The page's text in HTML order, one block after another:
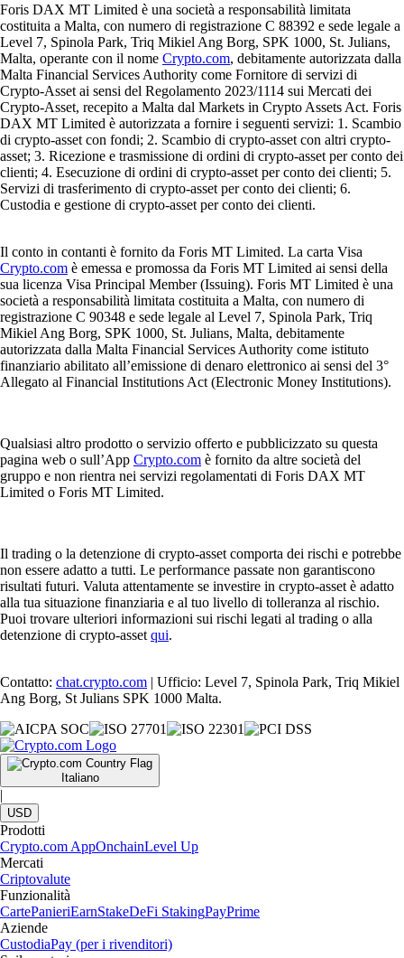
Foris DAX MT Limited è una società a responsabilità limitata
costituita a Malta, con numero di registrazione C 88392 e sede legale a
Level 7, Spinola Park, Triq Mikiel Ang Borg, SPK 1000, St. Julians,
Malta, operante con il nome Crypto.com, debitamente autorizzata dalla
Malta Financial Services Authority come Fornitore di servizi di
Crypto-Asset ai sensi del Regolamento 2023/1114 sui Mercati dei
Crypto-Asset, recepito a Malta dal Markets in Crypto Assets Act. Foris
DAX MT Limited è autorizzata a fornire i seguenti servizi: 1. Scambio
di crypto-asset con fondi; 2. Scambio di crypto-asset con altri crypto-
asset; 3. Ricezione e trasmissione di ordini di crypto-asset per conto dei
clienti; 4. Esecuzione di ordini di crypto-asset per conto dei clienti; 5.
Servizi di trasferimento di crypto-asset per conto dei clienti; 6.
Custodia e gestione di crypto-asset per conto dei clienti.
Il conto in contanti è fornito da Foris MT Limited. La carta Visa
Crypto.com è emessa e promossa da Foris MT Limited ai sensi della
sua licenza Visa Principal Member (Issuing). Foris MT Limited è una
società a responsabilità limitata costituita a Malta, con numero di
registrazione C 90348 e sede legale al Level 7, Spinola Park, Triq
Mikiel Ang Borg, SPK 1000, St. Julians, Malta, debitamente
autorizzata dalla Malta Financial Services Authority come istituto
finanziario abilitato all’emissione di denaro elettronico ai sensi del 3°
Allegato al Financial Institutions Act (Electronic Money Institutions).
Qualsiasi altro prodotto o servizio offerto e pubblicizzato su questa
pagina web o sull’App Crypto.com è fornito da altre società del
gruppo e non rientra nei servizi regolamentati di Foris DAX MT
Limited o Foris MT Limited.
Il trading o la detenzione di crypto-asset comporta dei rischi e potrebbe
non essere adatto a tutti. Le performance passate non garantiscono
risultati futuri. Valuta attentamente se investire in crypto-asset è adatto
alla tua situazione finanziaria e al tuo livello di tolleranza al rischio.
Puoi trovare ulteriori informazioni sui rischi legati al trading o alla
detenzione di crypto-asset qui.
Contatto: chat.crypto.com | Ufficio: Level 7, Spinola Park, Triq Mikiel
Ang Borg, St Julians SPK 1000 Malta.
Italiano
|
USD
Prodotti
Crypto.com AppOnchainLevel Up
Mercati
Criptovalute
Funzionalità
CartePanieriEarnStakeDeFi StakingPayPrime
Aziende
CustodiaPay (per i rivenditori)